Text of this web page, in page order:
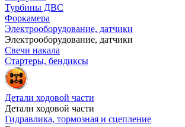
Турбины ДВС
Форкамера
Электрооборудование, датчики
Электрооборудование, датчики
Свечи накала
Стартеры, бендиксы
Детали ходовой части
Детали ходовой части
Гидравлика, тормозная и сцепление